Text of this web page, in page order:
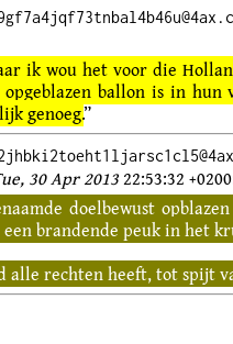
ik wou het voor die
ballon is in hun
genoeg.”
30 Apr 201322:53:32
doelbewust
brandende peuk in het
alle rechten heeft, tot spijt